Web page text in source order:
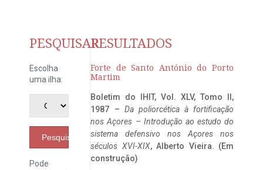
PESQUISAR
Escolha
uma ilha:
Pesquisar
Pode
RESULTADOS
Forte de Santo António do Porto
Martim
Boletim do IHIT, Vol. XLV, Tomo II,
1987 – Da poliorcética à fortificação
nos Açores – Introdução ao estudo do
sistema defensivo nos Açores nos
séculos XVI-XIX, Alberto Vieira. (Em
construção)